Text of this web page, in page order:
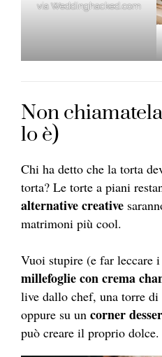
via Weddinghacked.com
Non
lo è)
Chi ha detto che la torta
torta? Le torte a piani
alternative creative
matrimoni più cool.
Vuoi stupire (e far leccare
millefoglie con crema
live dallo chef, una torre di
oppure su un corner
può creare il proprio dolce.